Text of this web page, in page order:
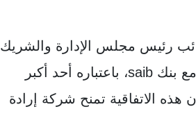
رئيس مجلس الإدارة والشريك
المؤسس لشركة إرادة فاينانس، عن سعادته بالتعاون مع بنك saib، باعتباره أحد أكبر
الاتفاقية تمنح شركة إرادة